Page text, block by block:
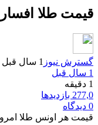
قیمت طلا افسار پاره
گسترش نیوز 1 سال قبل
1 سال قبل
1 دقیقه
277,0 بازدیدها
0 دیدگاه